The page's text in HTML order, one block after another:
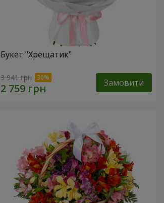
Букет "Хрещатик"
3 941 грн Замовити